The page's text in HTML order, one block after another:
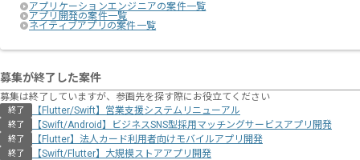
アプリケーションエンジニアの案件一覧
アプリ開発の案件一覧
ネイティブアプリの案件一覧
募集が終了した案件
募集は終了していますが、参画先を探す際にお役立てください
終了 【Flutter/Swift】営業支援システムリニューアル
終了 【Swift/Android】ビジネスSNS型採用マッチングサービスアプリ開発
終了 【Flutter】法人カード利用者向けモバイルアプリ開発
終了 【Swift/Flutter】大規模ストアアプリ開発